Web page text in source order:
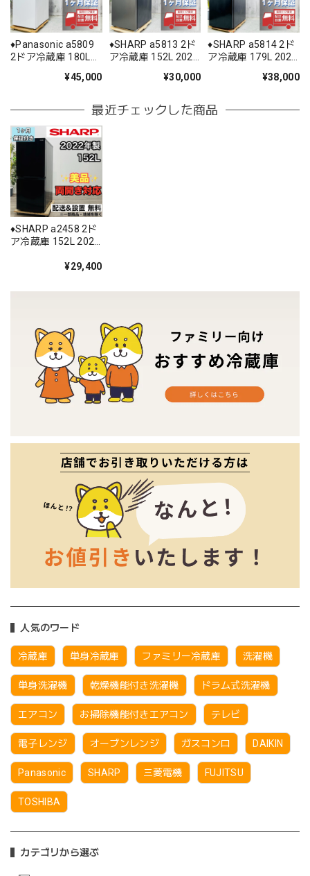
人気のワード
冷蔵庫 単身冷蔵庫 ファミリー冷蔵庫 洗濯機
単身洗濯機 乾燥機能付き洗濯機 ドラム式洗濯機
エアコン お掃除機能付きエアコン テレビ
電子レンジ オーブンレンジ ガスコンロ DAIKIN
Panasonic SHARP 三菱電機 FUJITSU
TOSHIBA
カテゴリから選ぶ
♦️Panasonic a5809
2ドア冷蔵庫 180L
¥45,000
♦️SHARP a5813 2ド
ア冷蔵庫 152L 2021
¥30,000
♦️SHARP a5814 2ド
ア冷蔵庫 179L 2023
¥38,000
最近チェックした商品
♦️SHARP a2458 2ド
ア冷蔵庫 152L 2022
¥29,400